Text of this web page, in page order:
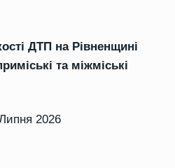
ДТП на Рівненщині
та міжміські
2026